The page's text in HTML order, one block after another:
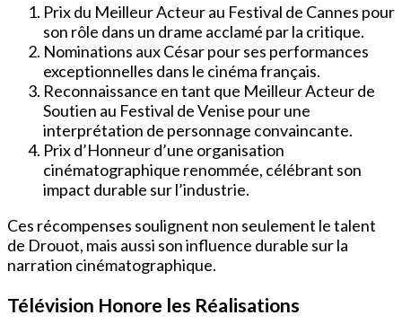
Prix du Meilleur Acteur au Festival de Cannes pour
son rôle dans un drame acclamé par la critique.
Nominations aux César pour ses performances
exceptionnelles dans le cinéma français.
Reconnaissance en tant que Meilleur Acteur de
Soutien au Festival de Venise pour une
interprétation de personnage convaincante.
Prix d’Honneur d’une organisation
cinématographique renommée, célébrant son
impact durable sur l’industrie.
Ces récompenses soulignent non seulement le talent
de Drouot, mais aussi son influence durable sur la
narration cinématographique.
Télévision Honore les Réalisations